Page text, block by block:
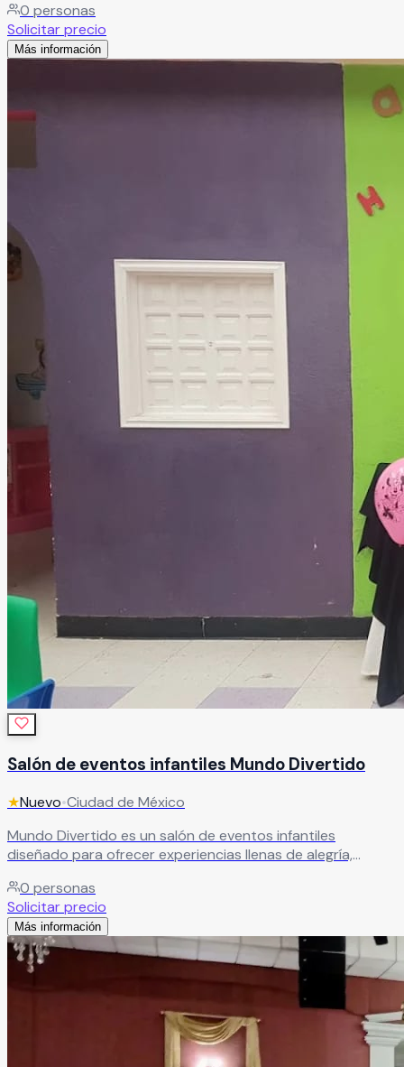
pensados para la convivencia y el entretenimiento de los
niños.Leer más
0 personas
Solicitar precio
Más información
Salón de eventos infantiles Mundo Divertido
★Nuevo•Ciudad de México
Mundo Divertido es un salón de eventos infantiles
diseñado para ofrecer experiencias llenas de alegría,
Leer más
0 personas
Solicitar precio
Más información